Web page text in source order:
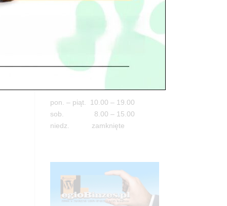
05-100 Nowy Dwór Mazowiecki
tel. 503 900 215
pon. – piąt. 10.00 – 19.00
sob. 8.00 – 15.00
niedz. zamknięte